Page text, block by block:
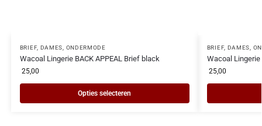
BRIEF, DAMES ONDERMODE
Wacoal Lingerie BACK APPEAL Brief black
25,00
Opties selecteren
BRIEF, DAMES
Wacoal Lingerie
25,00